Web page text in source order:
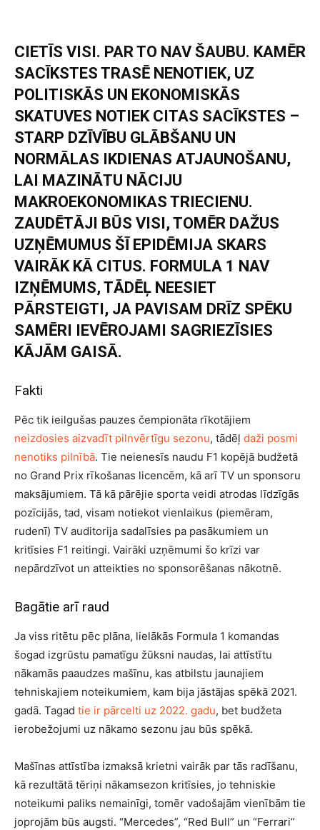
CIETĪS VISI. PAR TO NAV ŠAUBU. KAMĒR
SACĪKSTES TRASĒ NENOTIEK, UZ
POLITISKĀS UN EKONOMISKĀS
SKATUVES NOTIEK CITAS SACĪKSTES –
STARP DZĪVĪBU GLĀBŠANU UN
NORMĀLAS IKDIENAS ATJAUNOŠANU,
LAI MAZINĀTU NĀCIJU
MAKROEKONOMIKAS TRIECIENU.
ZAUDĒTĀJI BŪS VISI, TOMĒR DAŽUS
UZŅĒMUMUS ŠĪ EPIDĒMIJA SKARS
VAIRĀK KĀ CITUS. FORMULA 1 NAV
IZŅĒMUMS, TĀDĒĻ NEESIET
PĀRSTEIGTI, JA PAVISAM DRĪZ SPĒKU
SAMĒRI IEVĒROJAMI SAGRIEZĪSIES
KĀJĀM GAISĀ.
Fakti
Pēc tik ieilgušas pauzes čempionāta rīkotājiem
neizdosies aizvadīt pilnvērtīgu sezonu, tādēļ daži posmi
nenotiks pilnībā. Tie neienesīs naudu F1 kopējā budžetā
no Grand Prix rīkošanas licencēm, kā arī TV un sponsoru
maksājumiem. Tā kā pārējie sporta veidi atrodas līdzīgās
pozīcijās, tad, visam notiekot vienlaikus (piemēram,
rudenī) TV auditorija sadalīsies pa pasākumiem un
kritīsies F1 reitingi. Vairāki uzņēmumi šo krīzi var
nepārdzīvot un atteikties no sponsorēšanas nākotnē.
Bagātie arī raud
Ja viss ritētu pēc plāna, lielākās Formula 1 komandas
šogad izgrūstu pamatīgu žūksni naudas, lai attīstītu
nākamās paaudzes mašīnu, kas atbilstu jaunajiem
tehniskajiem noteikumiem, kam bija jāstājas spēkā 2021.
gadā. Tagad tie ir pārcelti uz 2022. gadu, bet budžeta
ierobežojumi uz nākamo sezonu jau būs spēkā.
Mašīnas attīstība izmaksā krietni vairāk par tās radīšanu,
kā rezultātā tēriņi nākamsezon kritīsies, jo tehniskie
noteikumi paliks nemainīgi, tomēr vadošajām vienībām tie
joprojām būs augsti. “Mercedes”, “Red Bull” un “Ferrari”